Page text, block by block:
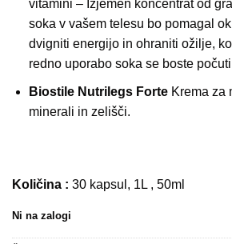
vitamini – Izjemen koncentrat od
soka v vašem telesu bo pomagal
dvigniti energijo in ohraniti ožilje,
redno uporabo soka se boste
Biostile Nutrilegs ForteKrema za
minerali in zelišči.
Količina : 30 kapsul, 1L , 50ml
Ni na zalogi